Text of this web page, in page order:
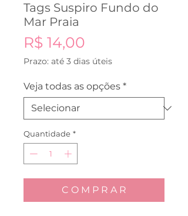
Tags Suspiro Fundo do
Mar Praia
R$ 14,00
Prazo: até 3 dias úteis
Veja todas as opções *
Quantidade *
C O M P R A R